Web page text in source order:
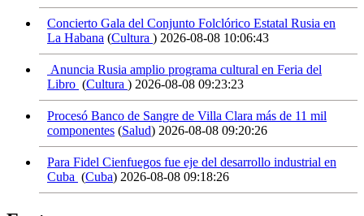
Concierto Gala del Conjunto Folclórico Estatal Rusia en
La Habana (Cultura ) 2026-08-08 10:06:43
Anuncia Rusia amplio programa cultural en Feria del
Libro (Cultura ) 2026-08-08 09:23:23
Procesó Banco de Sangre de Villa Clara más de 11 mil
componentes (Salud) 2026-08-08 09:20:26
Para Fidel Cienfuegos fue eje del desarrollo industrial en
Cuba (Cuba) 2026-08-08 09:18:26